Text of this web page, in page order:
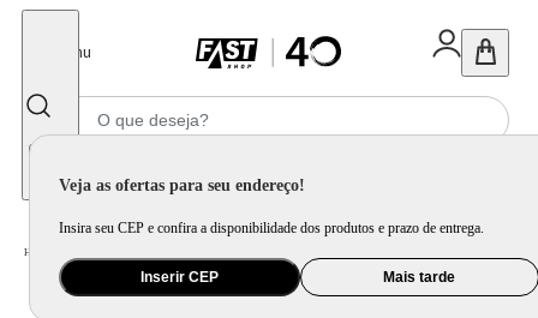
Menu
Veja as ofertas para seu endereço!
Insira seu CEP e confira a disponibilidade dos produtos e prazo de entrega.
Inserir CEP Mais tarde
Home